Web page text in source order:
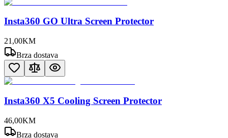
Insta360 GO Ultra Screen Protector
21 ,00KM
Brza dostava
Insta360 X5 Cooling Screen Protector
46,00KM
Brza dostava